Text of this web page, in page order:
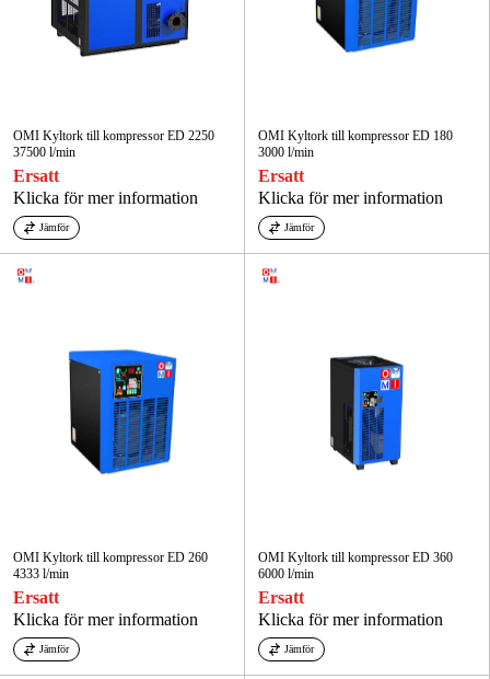
OMI Kyltork till kompressor ED 2250
37500 l/min
Ersatt
Klicka för mer information
Jämför
OMI Kyltork till kompressor ED 180
3000 l/min
Ersatt
Klicka för mer information
Jämför
OMI Kyltork till kompressor ED 260
4333 l/min
Ersatt
Klicka för mer information
Jämför
OMI Kyltork till kompressor ED 360
6000 l/min
Ersatt
Klicka för mer information
Jämför